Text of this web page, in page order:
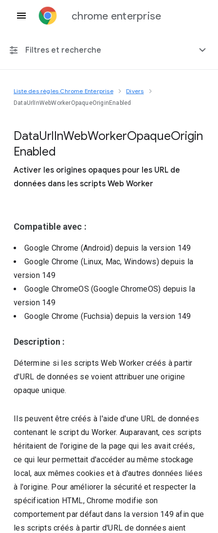
chrome enterprise
Filtres et recherche
Toute plate-forme
Inclure les règles obsolètes
Liste des règles Chrome Enterprise Divers
DataUrlInWebWorkerOpaqueOriginEnabled
DataUrlInWebWorkerOpaqueOrigin
Enabled
Activer les origines opaques pour les URL de
données dans les scripts Web Worker
Compatible avec :
Google Chrome (Android)depuis la version 149
Google Chrome (Linux, Mac, Windows)depuis la
version 149
Google ChromeOS (Google ChromeOS) depuis la
version 149
Google Chrome (Fuchsia)depuis la version 149
Description :
Détermine si les scripts Web Worker créés à partir
d'URL de données se voient attribuer une origine
opaque unique.
Ils peuvent être créés à l'aide d'une URL de données
contenant le script du Worker. Auparavant, ces scripts
héritaient de l'origine de la page qui les avait créés,
ce qui leur permettait d'accéder au même stockage
local, aux mêmes cookies et à d'autres données liées
à l'origine. Pour améliorer la sécurité et respecter la
spécification HTML, Chrome modifie son
comportement par défaut dans la version 149 afin que
les scripts créés à partir d'URL de données aient